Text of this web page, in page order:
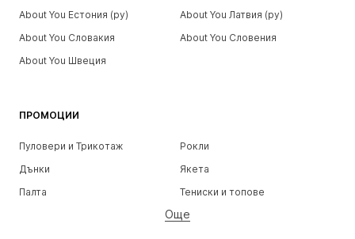
ПРОМОЦИИ
Пуловери и Трикотаж
Рокли
Дънки
Якета
Палта
Тениски и топове
Бельо
Още
About You Естония (ру)
About You Латвия (ру)
About You Словакия
About You Словения
About You Швеция